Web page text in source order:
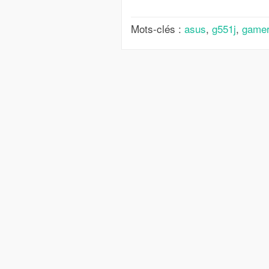
Mots-clés : asus, g551j, gamer